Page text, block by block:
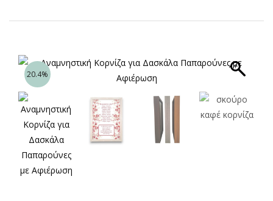
20.4%